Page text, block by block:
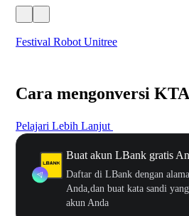
Festival Robot Unitree
Cara mengonversi
Pelajari Lebih Lanjut
Buat akun LBank gratis
Daftar di LBank dengan
Anda,dan buat kata sandi
akun Anda